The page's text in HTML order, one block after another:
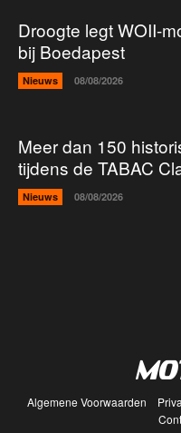
Droogte legt WOII-
bij Boedapest
Nieuws 08/08/2026
Meer dan 150
tijdens de TABAC
Nieuws 08/08/2026
Algemene Voorwaarden